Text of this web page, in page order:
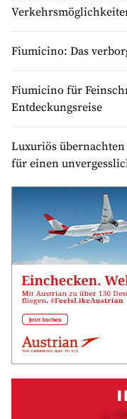
Fiumicino: Das
Fiumicino für
Entdeckungsreise
Luxuriös
für einen